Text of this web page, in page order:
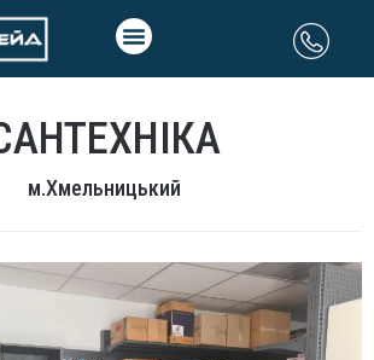
м.Хмельницький